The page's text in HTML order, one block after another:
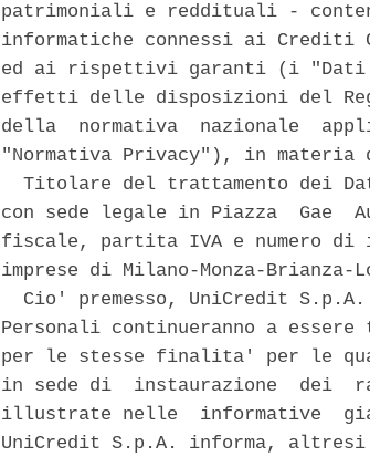
patrimoniali e reddituali -
informatiche connessi ai
ed ai rispettivi garanti (i
effetti delle disposizioni del
della  normativa  nazionale
"Normativa Privacy"), in
Titolare del trattamento dei
con sede legale in Piazza
fiscale, partita IVA e numero
imprese di Milano-Monza-Brianza-
Cio' premesso, UniCredit
Personali continueranno a
per le stesse finalita' per le
in sede di  instaurazione  dei
illustrate nelle  informative
UniCredit S.p.A. informa,